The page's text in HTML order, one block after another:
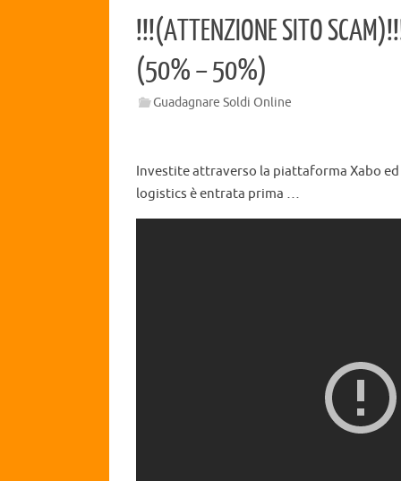
!!!(ATTENZIONE SITO
(50% – 50%)
Guadagnare Soldi Online
Investite attraverso la piattaforma Xabo
logistics è entrata prima …